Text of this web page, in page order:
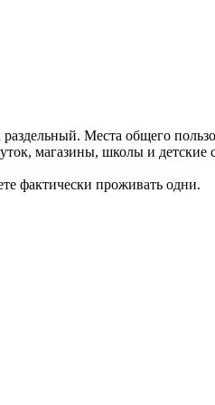
Места общего
магазины, школы и детские
фактически проживать одни.